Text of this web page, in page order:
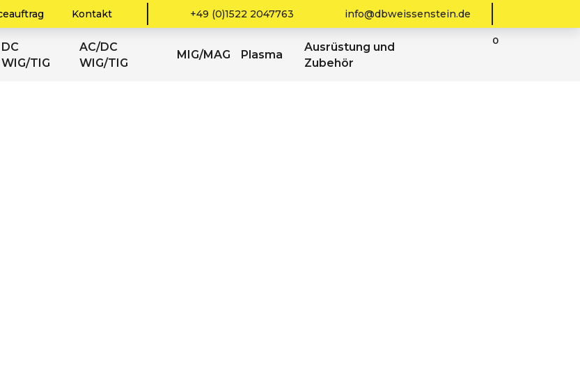
Kontakt +49 (0)1522 2047763 info@dbweissenstein.de
DC
WIG/TIG
AC/DC
WIG/TIG
MIG/MAG Plasma
Ausrüstung und
Zubehör
0
200A mit HF